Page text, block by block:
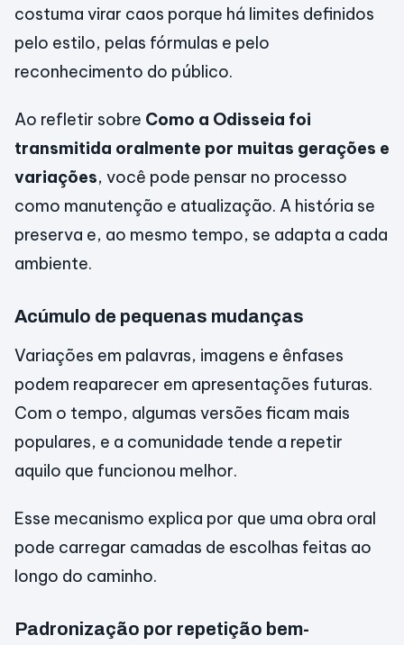
costuma virar caos porque há limites definidos
pelo estilo, pelas fórmulas e pelo
reconhecimento do público.
Ao refletir sobre Como a Odisseia foi
transmitida oralmente por muitas gerações e
variações, você pode pensar no processo
como manutenção e atualização. A história se
preserva e, ao mesmo tempo, se adapta a cada
ambiente.
Acúmulo de pequenas mudanças
Variações em palavras, imagens e ênfases
podem reaparecer em apresentações futuras.
Com o tempo, algumas versões ficam mais
populares, e a comunidade tende a repetir
aquilo que funcionou melhor.
Esse mecanismo explica por que uma obra oral
pode carregar camadas de escolhas feitas ao
longo do caminho.
Padronização por repetição bem-